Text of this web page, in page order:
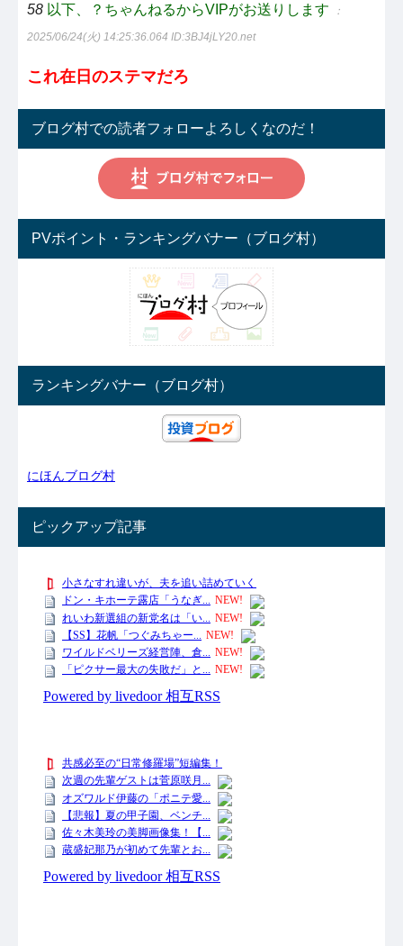
58 以下、？ちゃんねるからVIPがお送りします ：
2025/06/24(火) 14:25:36.064 ID:3BJ4jLY20.net
これ在日のステマだろ
ブログ村での読者フォローよろしくなのだ！
PVポイント・ランキングバナー（ブログ村）
ランキングバナー（ブログ村）
にほんブログ村
ピックアップ記事